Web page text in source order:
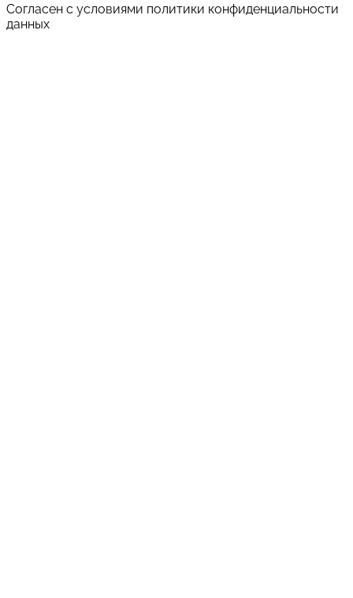
Cогласен с условиями политики конфиденциальности
данных